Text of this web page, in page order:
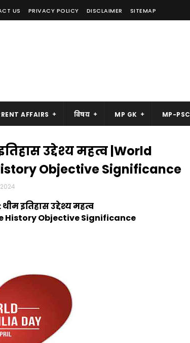
US PRIVACY POLICY DISCLAIMER SITEMAP
AFFAIRS विषय MP GK MP-PSC
उद्देश्य महत्व |World
Objective Significance
इतिहास उद्देश्य महत्व
History Objective Significance